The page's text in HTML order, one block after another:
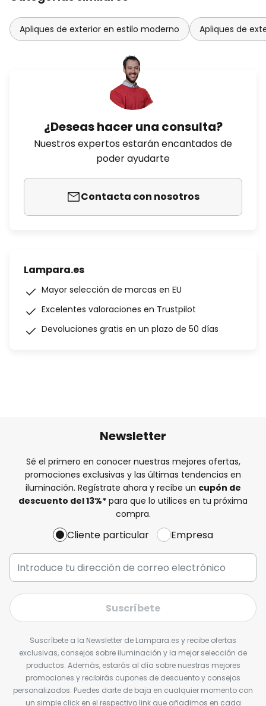
Apliques de exterior en estilo moderno Apliques de
¿Deseas hacer una consulta?
Nuestros expertos estarán encantados de
poder ayudarte
Contacta con nosotros
Lampara.es
Mayor selección de marcas en EU
Excelentes valoraciones en Trustpilot
Devoluciones gratis en un plazo de 50 días
Newsletter
Sé el primero en conocer nuestras mejores ofertas,
promociones exclusivas y las últimas tendencias en
iluminación. Regístrate ahora y recibe un cupón de
descuento del13%* para que lo utilices en tu próxima
compra.
Cliente particular Empresa
Suscríbete
Suscríbete a la Newsletter de Lampara.es y recibe ofertas
exclusivas, consejos sobre iluminación y la mejor selección de
productos. Además, estarás al día sobre nuestras mejores
promociones y recibirás cupones de descuento y consejos
personalizados. Puedes darte de baja en cualquier momento con
un simple click en el respectivo link que añadimos en cada